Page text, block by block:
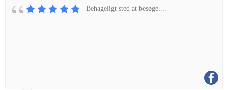
Behageligt sted at besøge....